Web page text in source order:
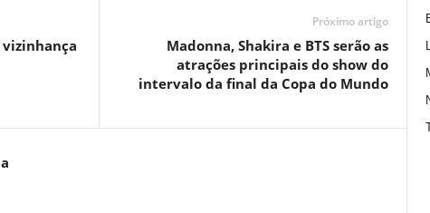
Próximo artigo
Madonna, Shakira e BTS serão as
atrações principais do show do
intervalo da final da Copa do Mundo